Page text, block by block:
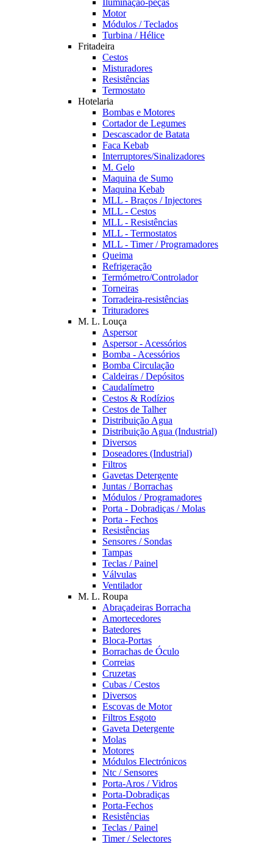
Iluminação-peças
Motor
Módulos / Teclados
Turbina / Hélice
Fritadeira
Cestos
Misturadores
Resistências
Termostato
Hotelaria
Bombas e Motores
Cortador de Legumes
Descascador de Batata
Faca Kebab
Interruptores/Sinalizadores
M. Gelo
Maquina de Sumo
Maquina Kebab
MLL - Braços / Injectores
MLL - Cestos
MLL - Resistências
MLL - Termostatos
MLL - Timer / Programadores
Queima
Refrigeração
Termómetro/Controlador
Torneiras
Torradeira-resistências
Trituradores
M. L. Louça
Aspersor
Aspersor - Acessórios
Bomba - Acessórios
Bomba Circulação
Caldeiras / Depósitos
Caudalímetro
Cestos & Rodízios
Cestos de Talher
Distribuição Agua
Distribuição Agua (Industrial)
Diversos
Doseadores (Industrial)
Filtros
Gavetas Detergente
Juntas / Borrachas
Módulos / Programadores
Porta - Dobradiças / Molas
Porta - Fechos
Resistências
Sensores / Sondas
Tampas
Teclas / Painel
Válvulas
Ventilador
M. L. Roupa
Abraçadeiras Borracha
Amortecedores
Batedores
Bloca-Portas
Borrachas de Óculo
Correias
Cruzetas
Cubas / Cestos
Diversos
Escovas de Motor
Filtros Esgoto
Gaveta Detergente
Molas
Motores
Módulos Electrónicos
Ntc / Sensores
Porta-Aros / Vidros
Porta-Dobradiças
Porta-Fechos
Resistências
Teclas / Painel
Timer / Selectores